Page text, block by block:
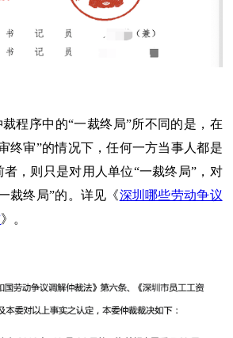
程序中的“一裁终局”所不同的是，在
终审”的情况下，任何一方当事人都是
，则只是对用人单位“一裁终局”，对
裁终局”的。详见《深圳哪些劳动争议
》。